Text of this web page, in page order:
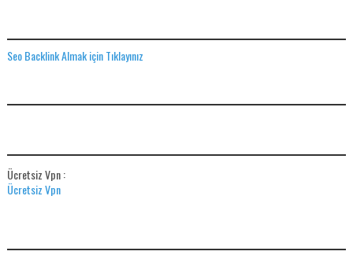
Seo Backlink Almak için Tıklayınız
Ücretsiz Vpn :
Ücretsiz Vpn